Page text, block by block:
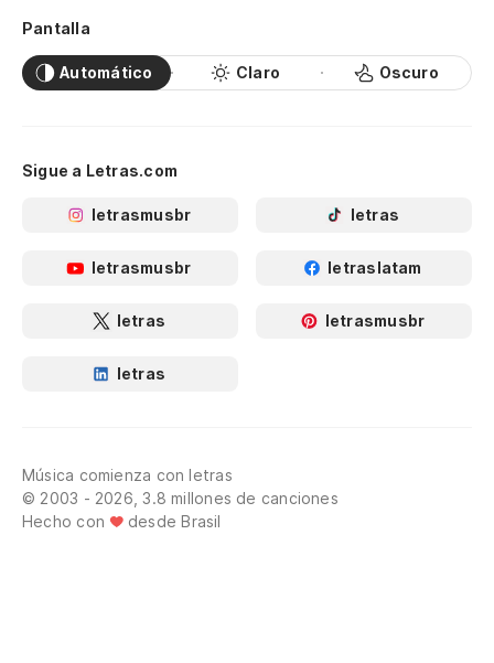
Pantalla
Automático Claro Oscuro
Sigue a Letras.com
letrasmusbr letras
letrasmusbr letraslatam
letras letrasmusbr
letras
Música comienza con letras
© 2003 - 2026, 3.8 millones de canciones
Hecho con
desde Brasil